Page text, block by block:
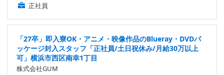
正社員
「27卒」即入寮OK・アニメ・映像作品のBlueray・DVDパ
ッケージ封入スタッフ「正社員/土日祝休み/月給30万以上
可」横浜市西区南幸1丁目
株式会社GUM